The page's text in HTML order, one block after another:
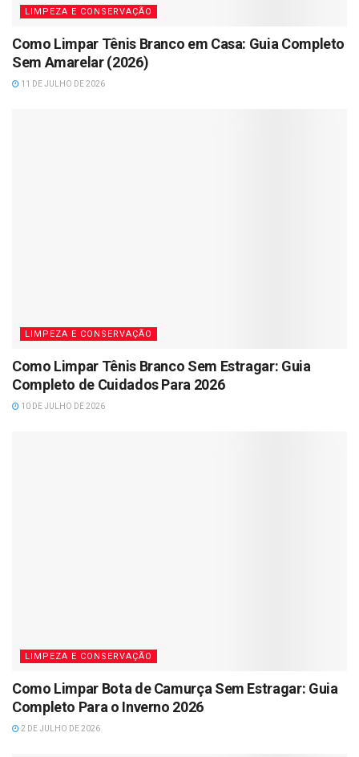
LIMPEZA E CONSERVAÇÃO
Como Limpar Tênis Branco em Casa: Guia Completo
Sem Amarelar (2026)
11 DE JULHO DE 2026
LIMPEZA E CONSERVAÇÃO
Como Limpar Tênis Branco Sem Estragar: Guia
Completo de Cuidados Para 2026
10 DE JULHO DE 2026
LIMPEZA E CONSERVAÇÃO
Como Limpar Bota de Camurça Sem Estragar: Guia
Completo Para o Inverno 2026
2 DE JULHO DE 2026